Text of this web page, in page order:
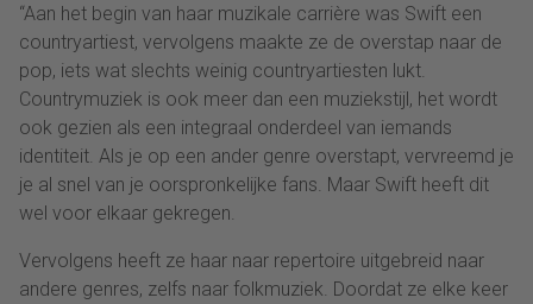
“Aan het begin van haar muzikale carrière was Swift een
countryartiest, vervolgens maakte ze de overstap naar de
pop, iets wat slechts weinig countryartiesten lukt.
Countrymuziek is ook meer dan een muziekstijl, het wordt
ook gezien als een integraal onderdeel van iemands
identiteit. Als je op een ander genre overstapt, vervreemd je
je al snel van je oorspronkelijke fans. Maar Swift heeft dit
wel voor elkaar gekregen.
Vervolgens heeft ze haar naar repertoire uitgebreid naar
andere genres, zelfs naar folkmuziek. Doordat ze elke keer